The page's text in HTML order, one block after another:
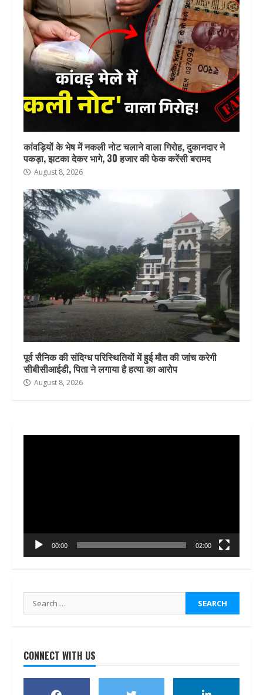
कांवड़ियों के भेष में नकली नोट चलाने वाला गिरोह, दुकानदार ने
पकड़ा, झटका देकर भागे, 30 हजार की फेक करेंसी बरामद
August 8, 2026
पूर्व सैनिक की संदिग्ध परिस्थितियों में हुई मौत की जांच करेगी
सीबीसीआईडी, पिता ने लगाया है हत्या का आरोप
August 8, 2026
00:00 02:00
Search
for:
CONNECT WITH US